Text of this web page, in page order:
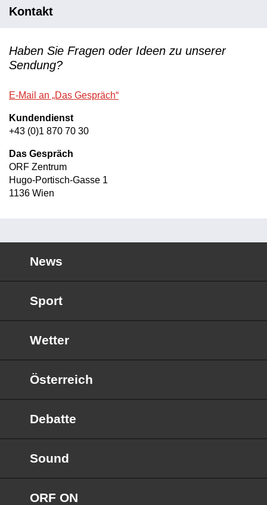
Kontakt
Haben Sie Fragen oder Ideen zu unserer
Sendung?
E-Mail an „Das Gespräch“
Kundendienst
+43 (0)1 870 70 30
Das Gespräch
ORF Zentrum
Hugo-Portisch-Gasse 1
1136 Wien
News
Sport
Wetter
Österreich
Debatte
Sound
ORF ON